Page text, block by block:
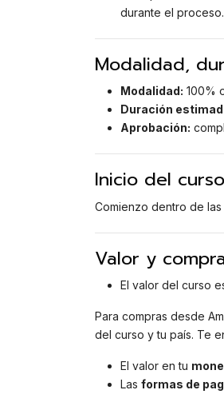
durante el proceso.
Modalidad,
Modalidad: 100%
Duración
Aprobación:
Inicio del curso
Comienzo dentro de
Valor y
El valor del curso
Para compras desde
del curso y tu país. Te
El valor en tu
Las formas de